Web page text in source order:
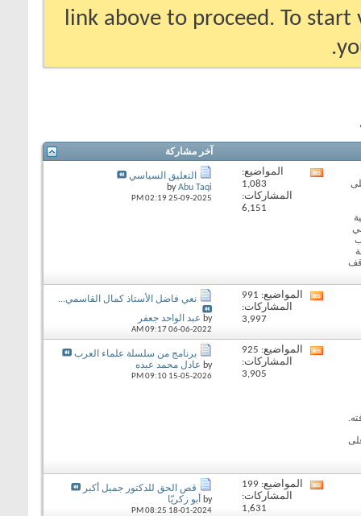
link above to proceed. To
آخر مشاركة
forum's
المواضيع:
1,083
المشاركات:
6,151
التعليق السياسي
byAbu Taqi
25-09-2025
02:19 PM
View
feed
المواضيع: 991
المشاركات:
3,997
نعي فاضل الأستاذ كمال القاسمي...
by عبد الواحد جعفر
06-06-2022
09:17 AM
View
المواضيع: 925
المشاركات:
3,905
برنامج من سلسلة علماء العرب
by عادل محمد عبده
15-05-2026
09:10 PM
View
المواضيع: 199
المشاركات:
1,631
قص الحق للدكتور جميل أكبر
by أبو زكريّا
18-01-2024
08:25 PM